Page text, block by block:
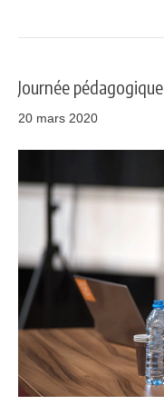
Journée pédagogique
20 mars 2020